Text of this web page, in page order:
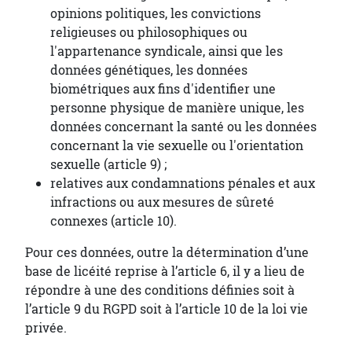
opinions politiques, les convictions
religieuses ou philosophiques ou
l'appartenance syndicale, ainsi que les
données génétiques, les données
biométriques aux fins d'identifier une
personne physique de manière unique, les
données concernant la santé ou les données
concernant la vie sexuelle ou l'orientation
sexuelle (article 9) ;
relatives aux condamnations pénales et aux
infractions ou aux mesures de sûreté
connexes (article 10).
Pour ces données, outre la détermination d’une
base de licéité reprise à l’article 6, il y a lieu de
répondre à une des conditions définies soit à
l’article 9 du RGPD soit à l’article 10 de la loi vie
privée.